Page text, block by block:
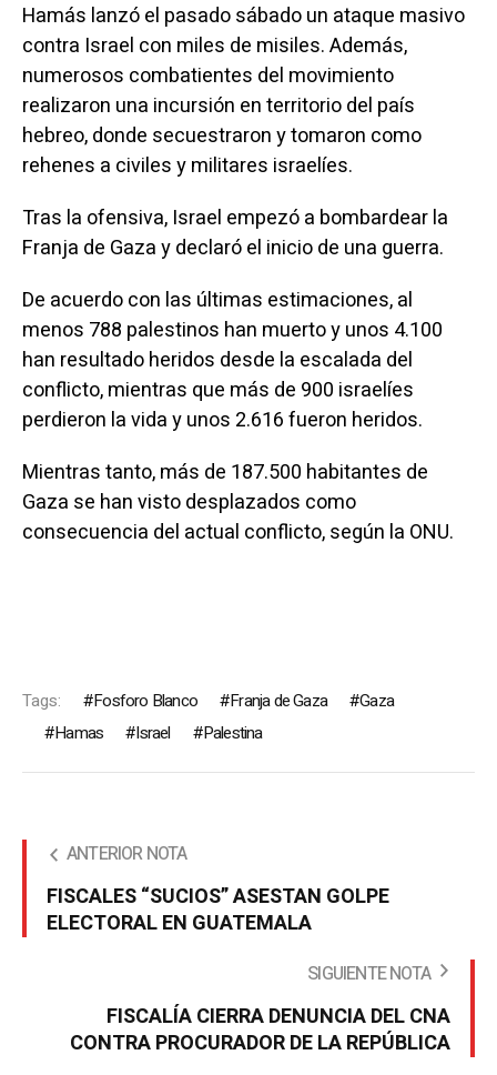
Hamás lanzó el pasado sábado un ataque masivo
contra Israel con miles de misiles. Además,
numerosos combatientes del movimiento
realizaron una incursión en territorio del país
hebreo, donde secuestraron y tomaron como
rehenes a civiles y militares israelíes.
Tras la ofensiva, Israel empezó a bombardear la
Franja de Gaza y declaró el inicio de una guerra.
De acuerdo con las últimas estimaciones, al
menos 788 palestinos han muerto y unos 4.100
han resultado heridos desde la escalada del
conflicto, mientras que más de 900 israelíes
perdieron la vida y unos 2.616 fueron heridos.
Mientras tanto, más de 187.500 habitantes de
Gaza se han visto desplazados como
consecuencia del actual conflicto, según la ONU.
Tags: Fosforo Blanco Franja de Gaza
Gaza
Hamas
Israel Palestina
ANTERIOR NOTA
FISCALES “SUCIOS” ASESTAN GOLPE
ELECTORAL EN GUATEMALA
SIGUIENTE NOTA
FISCALÍA CIERRA DENUNCIA DEL CNA
CONTRA PROCURADOR DE LA REPÚBLICA